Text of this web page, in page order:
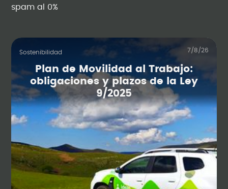
spam al 0%
Sostenibilidad 7/8/26
Plan de Movilidad al Trabajo:
obligaciones y plazos de la Ley
9/2025